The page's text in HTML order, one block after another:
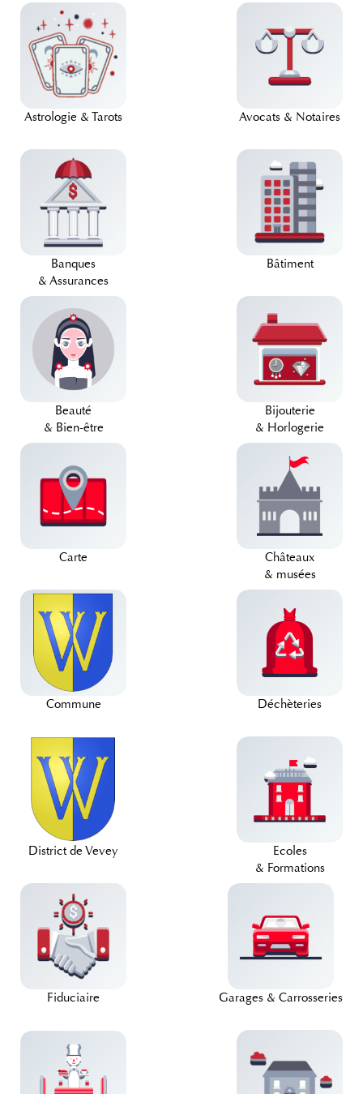
Astrologie & Tarots Avocats & Notaires
Banques
& Assurances
Bâtiment
Beauté
& Bien-être
Bijouterie
& Horlogerie
Carte
Châteaux
& musées
Commune Déchèteries
District de Vevey
Ecoles
& Formations
Fiduciaire Garages & Carrosseries